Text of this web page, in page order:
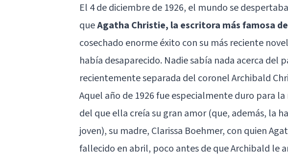
El 4 de diciembre de 1926, el mundo se
queAgatha Christie, la escritora más famosa
cosechado enorme éxito con su más reciente
había desaparecido. Nadie sabía nada acerca del
recientemente separada del coronel Archibald
Aquel año de 1926 fue especialmente duro para
del que ella creía su gran amor (que, además, la
joven), su madre, Clarissa Boehmer, con quien
fallecido en abril, poco antes de que Archibald le